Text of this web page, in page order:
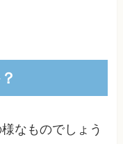
なものでしょう